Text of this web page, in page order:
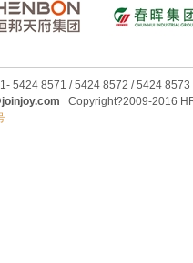
5424 8571 / 5424 8572 / 5424 8573
Copyright?2009-2016